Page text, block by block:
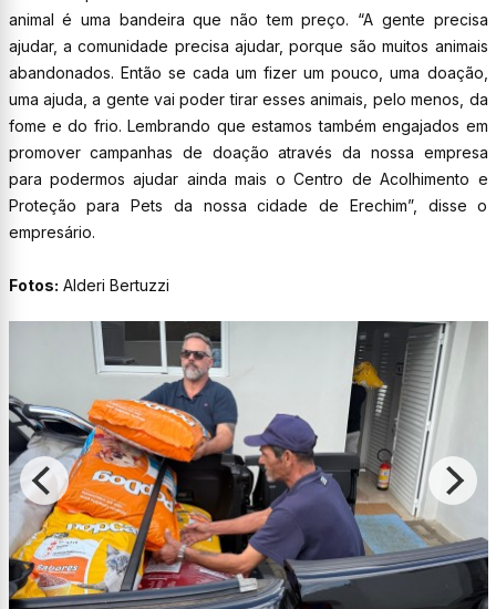
animal é uma bandeira que não tem preço. “A gente precisa
ajudar, a comunidade precisa ajudar, porque são muitos animais
abandonados. Então se cada um fizer um pouco, uma doação,
uma ajuda, a gente vai poder tirar esses animais, pelo menos, da
fome e do frio. Lembrando que estamos também engajados em
promover campanhas de doação através da nossa empresa
para podermos ajudar ainda mais o Centro de Acolhimento e
Proteção para Pets da nossa cidade de Erechim”, disse o
empresário.
Fotos: Alderi Bertuzzi